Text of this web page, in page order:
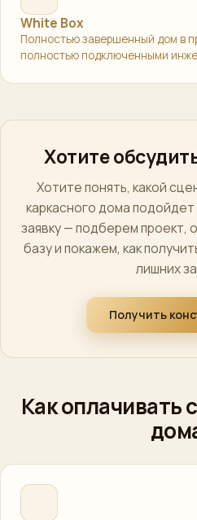
White Box
Полностью завершенный дом в
полностью подключенными
Хотите
Хотите понять, какой
каркасного дома
заявку — подберем проект,
базу и покажем, как
лишних
Получить
Как оплачивать